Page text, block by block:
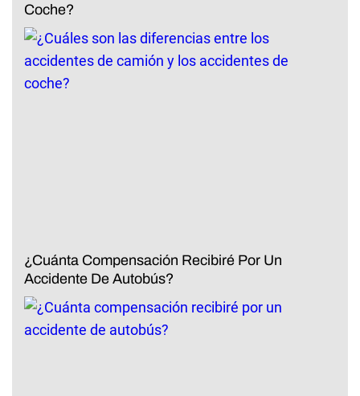
Coche?
¿Cuánta Compensación Recibiré Por Un
Accidente De Autobús?